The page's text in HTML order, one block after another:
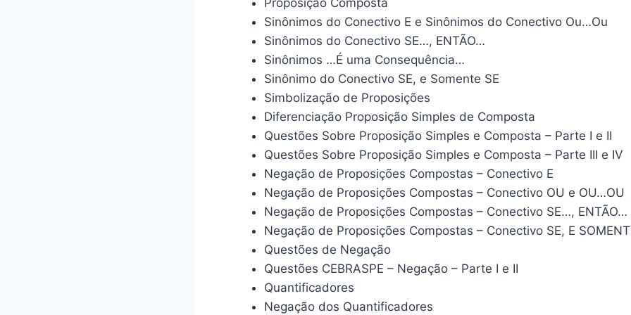
Proposição Composta
Sinônimos do Conectivo E e Sinônimos do Conectivo Ou…Ou
Sinônimos do Conectivo SE…, ENTÃO…
Sinônimos …É uma Consequência…
Sinônimo do Conectivo SE, e Somente SE
Simbolização de Proposições
Diferenciação Proposição Simples de Composta
Questões Sobre Proposição Simples e Composta – Parte I e II
Questões Sobre Proposição Simples e Composta – Parte III e IV
Negação de Proposições Compostas – Conectivo E
Negação de Proposições Compostas – Conectivo OU e OU…OU
Negação de Proposições Compostas – Conectivo SE…, ENTÃO…
Negação de Proposições Compostas – Conectivo SE, E
Questões de Negação
Questões CEBRASPE – Negação – Parte I e II
Quantificadores
Negação dos Quantificadores